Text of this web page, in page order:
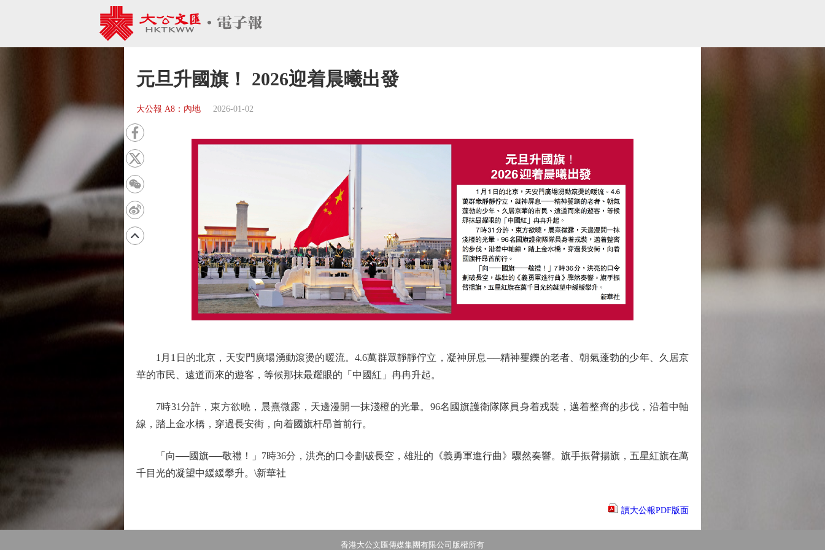
元旦升國旗！ 2026迎着晨曦出發
大公報 A8：內地 2026-01-02
1月1日的北京，天安門廣場湧動滾燙的暖流。4.6萬群眾靜靜佇立，凝神屏息──精神矍鑠的老者、朝氣蓬勃的少年、久居京
華的市民、遠道而來的遊客，等候那抹最耀眼的「中國紅」冉冉升起。
7時31分許，東方欲曉，晨熹微露，天邊漫開一抹淺橙的光暈。96名國旗護衛隊隊員身着戎裝，邁着整齊的步伐，沿着中軸
線，踏上金水橋，穿過長安街，向着國旗杆昂首前行。
「向──國旗──敬禮！」7時36分，洪亮的口令劃破長空，雄壯的《義勇軍進行曲》驟然奏響。旗手振臂揚旗，五星紅旗在萬
千目光的凝望中緩緩攀升。\新華社
讀大公報PDF版面
香港大公文匯傳媒集團有限公司版權所有